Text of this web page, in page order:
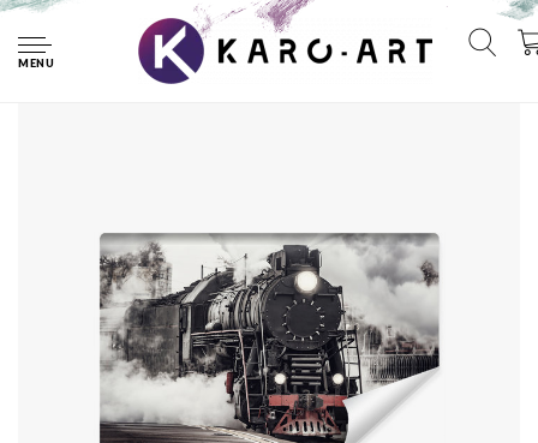
MENU
Fotobehang - Oude Stoomlocomotief II, Komt zo je kamer
binnen rijden, incl behanglijm, 11 maten